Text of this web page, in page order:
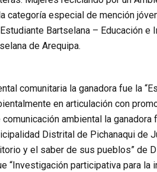
categoría especial de mención
Bartselana – Educación e
de Arequipa.
comunitaria la ganadora fue la
en articulación con
ambiental la ganadora
Distrital de Pichanaqui de
y el saber de sus pueblos” de
“Investigación participativa para la